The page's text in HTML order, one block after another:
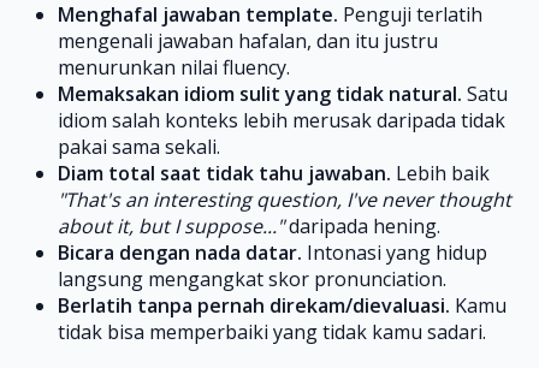
Menghafal jawaban template. Penguji terlatih
mengenali jawaban hafalan, dan itu justru
menurunkan nilai fluency.
Memaksakan idiom sulit yang tidak natural. Satu
idiom salah konteks lebih merusak daripada tidak
pakai sama sekali.
Diam total saat tidak tahu jawaban. Lebih baik
"That's an interesting question, I've never thought
about it, but I suppose..."daripada hening.
Bicara dengan nada datar. Intonasi yang hidup
langsung mengangkat skor pronunciation.
Berlatih tanpa pernah direkam/dievaluasi. Kamu
tidak bisa memperbaiki yang tidak kamu sadari.